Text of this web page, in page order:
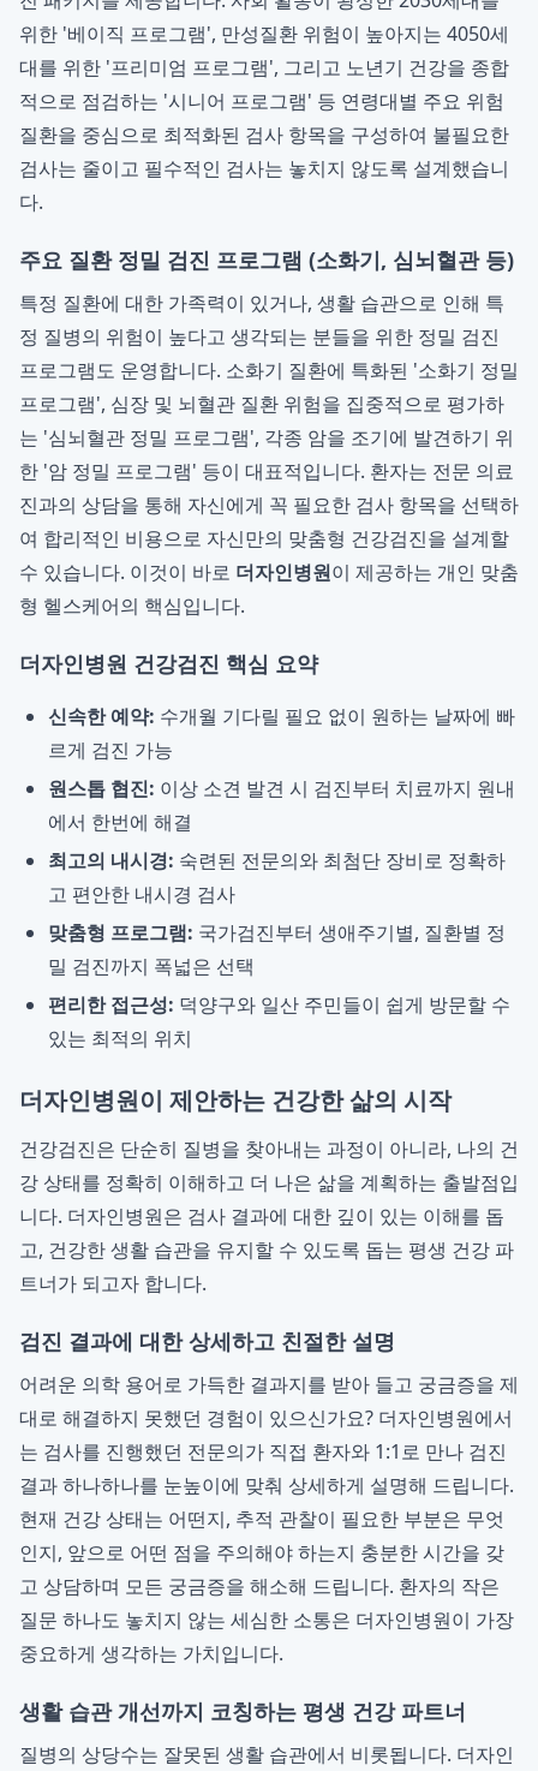
위한 '베이직 프로그램', 만성질환 위험이 높아지는 4050세
대를 위한 '프리미엄 프로그램', 그리고 노년기 건강을 종합
적으로 점검하는 '시니어 프로그램' 등 연령대별 주요 위험
질환을 중심으로 최적화된 검사 항목을 구성하여 불필요한
검사는 줄이고 필수적인 검사는 놓치지 않도록 설계했습니
다.
주요 질환 정밀 검진 프로그램 (소화기, 심뇌혈관 등)
특정 질환에 대한 가족력이 있거나, 생활 습관으로 인해 특
정 질병의 위험이 높다고 생각되는 분들을 위한 정밀 검진
프로그램도 운영합니다. 소화기 질환에 특화된 '소화기 정밀
프로그램', 심장 및 뇌혈관 질환 위험을 집중적으로 평가하
는 '심뇌혈관 정밀 프로그램', 각종 암을 조기에 발견하기 위
한 '암 정밀 프로그램' 등이 대표적입니다. 환자는 전문 의료
진과의 상담을 통해 자신에게 꼭 필요한 검사 항목을 선택하
여 합리적인 비용으로 자신만의 맞춤형 건강검진을 설계할
수 있습니다. 이것이 바로 더자인병원이 제공하는 개인 맞춤
형 헬스케어의 핵심입니다.
더자인병원 건강검진 핵심 요약
신속한 예약: 수개월 기다릴 필요 없이 원하는 날짜에 빠
르게 검진 가능
원스톱 협진: 이상 소견 발견 시 검진부터 치료까지 원내
에서 한번에 해결
최고의 내시경: 숙련된 전문의와 최첨단 장비로 정확하
고 편안한 내시경 검사
맞춤형 프로그램: 국가검진부터 생애주기별, 질환별 정
밀 검진까지 폭넓은 선택
편리한 접근성: 덕양구와 일산 주민들이 쉽게 방문할 수
있는 최적의 위치
더자인병원이 제안하는 건강한 삶의 시작
건강검진은 단순히 질병을 찾아내는 과정이 아니라, 나의 건
강 상태를 정확히 이해하고 더 나은 삶을 계획하는 출발점입
니다. 더자인병원은 검사 결과에 대한 깊이 있는 이해를 돕
고, 건강한 생활 습관을 유지할 수 있도록 돕는 평생 건강 파
트너가 되고자 합니다.
검진 결과에 대한 상세하고 친절한 설명
어려운 의학 용어로 가득한 결과지를 받아 들고 궁금증을 제
대로 해결하지 못했던 경험이 있으신가요? 더자인병원에서
는 검사를 진행했던 전문의가 직접 환자와 1:1로 만나 검진
결과 하나하나를 눈높이에 맞춰 상세하게 설명해 드립니다.
현재 건강 상태는 어떤지, 추적 관찰이 필요한 부분은 무엇
인지, 앞으로 어떤 점을 주의해야 하는지 충분한 시간을 갖
고 상담하며 모든 궁금증을 해소해 드립니다. 환자의 작은
질문 하나도 놓치지 않는 세심한 소통은 더자인병원이 가장
중요하게 생각하는 가치입니다.
생활 습관 개선까지 코칭하는 평생 건강 파트너
질병의 상당수는 잘못된 생활 습관에서 비롯됩니다. 더자인